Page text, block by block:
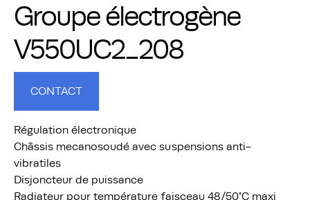
Groupe électrogène
V550UC2_208
CONTACT
Régulation électronique
Châssis mecanosoudé avec suspensions anti-
vibratiles
Disjoncteur de puissance
Radiateur pour température faisceau 48/50°C maxi